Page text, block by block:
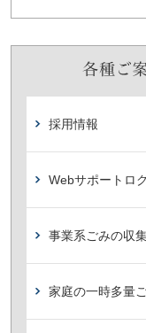
採用情報
Webサポートロ
事業系ごみの収
家庭の一時多量